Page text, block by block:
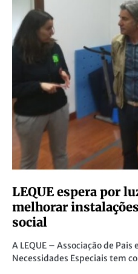
LEQUE espera por
melhorar
social
A LEQUE – Associação de Pais
Necessidades Especiais tem